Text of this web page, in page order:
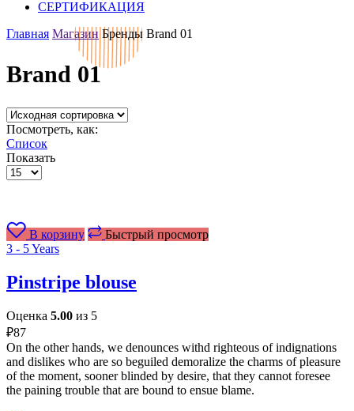
СЕРТИФИКАЦИЯ
Главная Магазин Бренды Brand 01
Brand 01
Посмотреть, как:
Список
Показать
Товаров
В корзину
Быстрый просмотр
3 - 5 Years
Pinstripe blouse
Оценка 5.00 из 5
₽87
On the other hands, we denounces withd righteous of indignations
and dislikes who are so beguiled demoralize the charms of pleasure
of the moment, sooner blinded by desire, that they cannot foresee
the paining trouble that are bound to ensue blame.